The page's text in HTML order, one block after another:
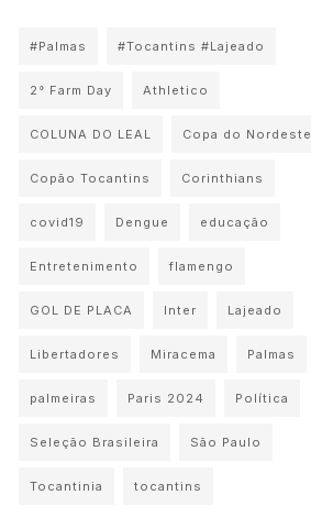
#Palmas #Tocantins #Lajeado
2° Farm Day Athletico
COLUNA DO LEAL Copa do Nordeste
Copão Tocantins Corinthians
covid19 Dengue educação
Entretenimento flamengo
GOL DE PLACA Inter Lajeado
Libertadores Miracema Palmas
palmeiras Paris 2024 Política
Seleção Brasileira São Paulo
Tocantinia tocantins